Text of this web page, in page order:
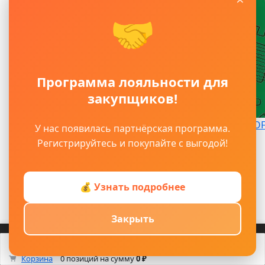
SHINGLAS
🤝
Программа лояльности для
закупщиков!
У нас появилась партнёрская программа.
Регистрируйтесь и покупайте с выгодой!
💰 Узнать подробнее
Закрыть
Главное
Контакты
Доставка
Блог
Корзина 0 позицийна сумму0 ₽
Каталог Смотрели Max/TG
Корзина
0